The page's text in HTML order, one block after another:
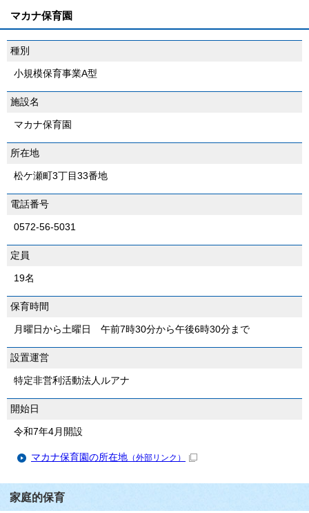
マカナ保育園
種別
小規模保育事業A型
施設名
マカナ保育園
所在地
松ケ瀬町3丁目33番地
電話番号
0572-56-5031
定員
19名
保育時間
月曜日から土曜日 午前7時30分から午後6時30分まで
設置運営
特定非営利活動法人ルアナ
開始日
令和7年4月開設
マカナ保育園の所在地 （外部リンク）
家庭的保育